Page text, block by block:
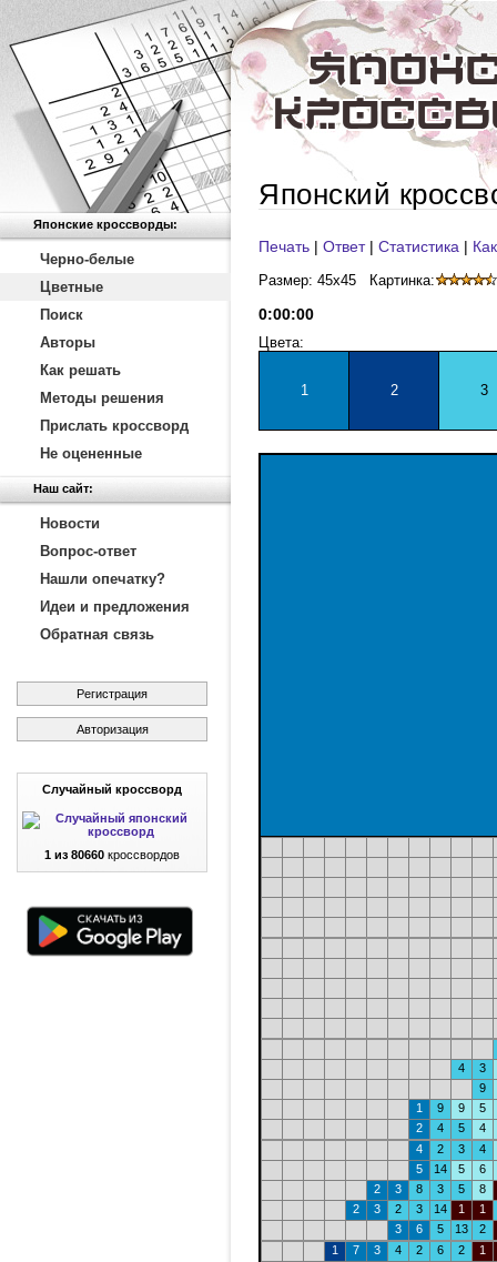
Японские кроссворды:
Черно-белые
Цветные
Поиск
Авторы
Как решать
Методы решения
Прислать кроссворд
Не оцененные
Наш сайт:
Новости
Вопрос-ответ
Нашли опечатку?
Идеи и предложения
Обратная связь
Регистрация
Авторизация
Случайный кроссворд
1 из 80660 кроссвордов
Японский
Печать | Ответ| Статистика |
Размер: 45x45 Картинка:
0:00:00
Цвета:
1 2 3
4
3
9
1
9 9
5
2
4 5
4
4
2 3
4
5
14 5
6
2
3 8 3 5
8
2
3 2 3 14 1
1
3
6 5 13
2
1
7 3 4 2 6 2
1